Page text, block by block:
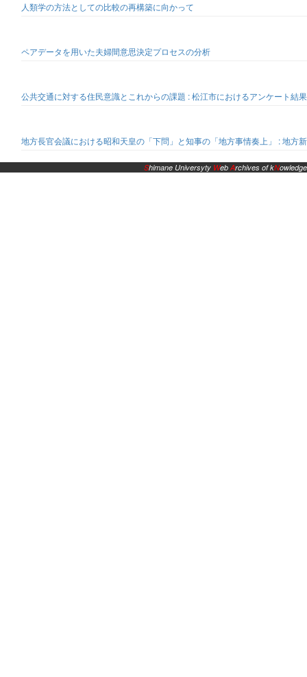
人類学の方法としての比較の再構築に向かって
ペアデータを用いた夫婦間意思決定プロセスの分析
公共交通に対する住民意識とこれからの課題 : 松江市におけるアンケート結
地方長官会議における昭和天皇の「下問」と知事の「地方事情奏上」 : 地方
Shimane Universyty WebArchives of kNowledge